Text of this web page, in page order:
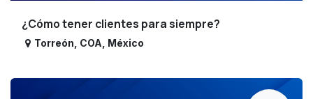
¿Cómo tener clientes para siempre?
Torreón COA México